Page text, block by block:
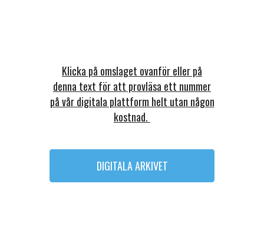
Klicka på omslaget ovanför eller på
denna text för att provläsa ett nummer
på vår digitala plattform helt utan någon
kostnad.
DIGITALA ARKIVET